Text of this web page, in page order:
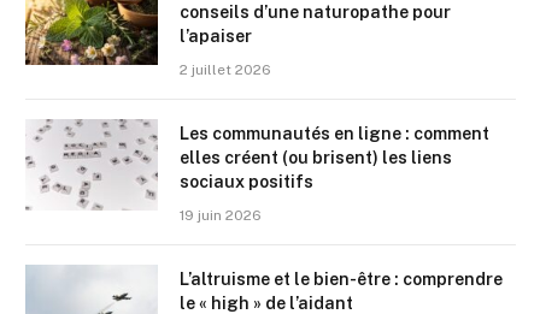
conseils d’une naturopathe pour
l’apaiser
2 juillet 2026
Les communautés en ligne : comment
elles créent (ou brisent) les liens
sociaux positifs
19 juin 2026
L’altruisme et le bien-être : comprendre
le « high » de l’aidant